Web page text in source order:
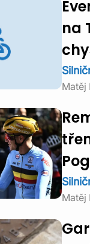
na
Matěj
Matěj